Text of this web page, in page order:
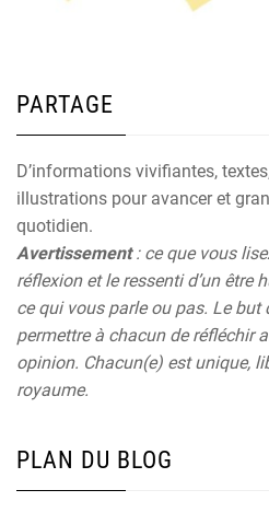
PARTAGE
D’informations vivifiantes,
illustrations pour avancer et
quotidien.
Avertissement: ce que vous
réflexion et le ressenti d’un être
ce qui vous parle ou pas. Le but
permettre à chacun de réfléchir
opinion. Chacun(e) est unique,
royaume.
PLAN DU BLOG